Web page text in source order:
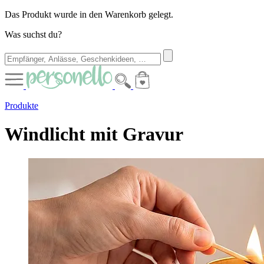
Das Produkt wurde in den Warenkorb gelegt.
Was suchst du?
Produkte
Windlicht mit Gravur